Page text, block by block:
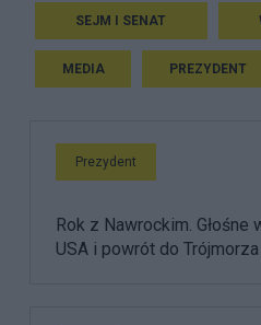
SEJM I SENAT
MEDIA PREZYDENT
Prezydent
Rok z Nawrockim. Głośne
USA i powrót do Trójmorza